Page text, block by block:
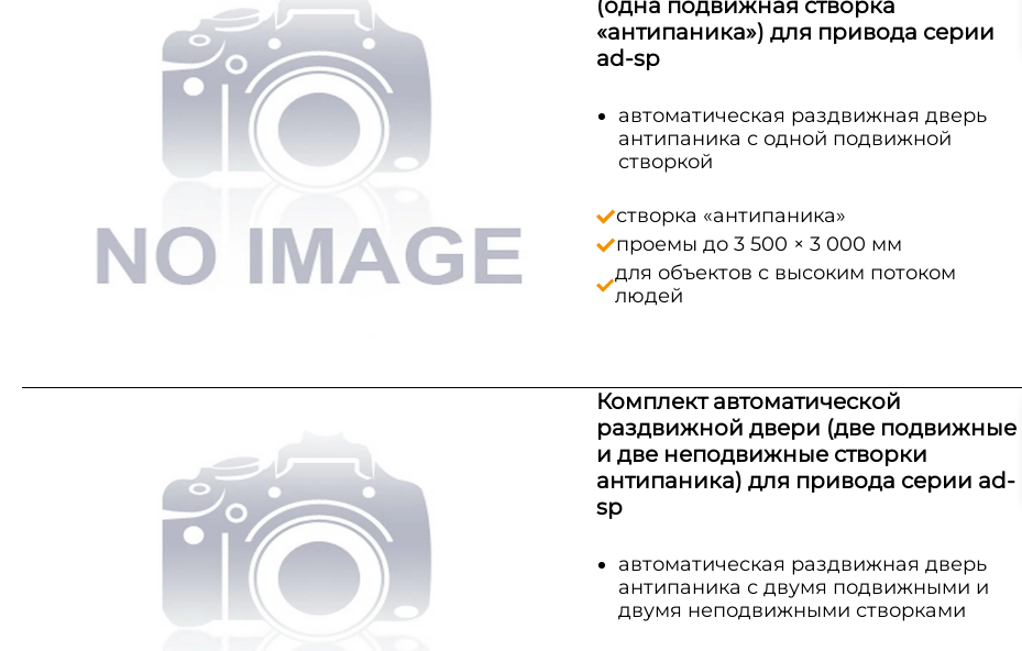
(одна подвижная створка
«антипаника») для привода серии
ad-sp
автоматическая раздвижная дверь
антипаника с одной подвижной
створкой
створка «антипаника»
проемы до 3 500 × 3 000 мм
для объектов с высоким потоком
людей
Комплект автоматической
раздвижной двери (две подвижные
и две неподвижные створки
антипаника) для привода серии ad-
sp
автоматическая раздвижная дверь
антипаника с двумя подвижными и
двумя неподвижными створками